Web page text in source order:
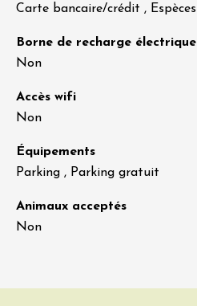
Carte bancaire/crédit , Espèces
Borne de recharge électrique
Non
Accès wifi
Non
Équipements
Parking , Parking gratuit
Animaux acceptés
Non